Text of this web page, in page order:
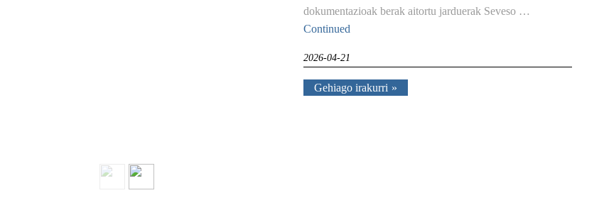
dokumentazioak berak aitortu jarduerak Seveso …
Continued
2026-04-21
Gehiago irakurri